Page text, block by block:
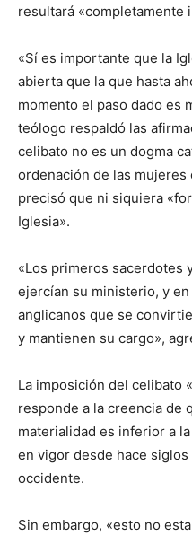
resultará «completamente
«Sí es importante que la
abierta que la que hasta
momento el paso dado es
teólogo respaldó las
celibato no es un dogma
ordenación de las mujeres
precisó que ni siquiera
Iglesia».
«Los primeros sacerdotes
ejercían su ministerio, y
anglicanos que se
y mantienen su cargo»,
La imposición del celibato
responde a la creencia de
materialidad es inferior a
en vigor desde hace
occidente.
Sin embargo, «esto no